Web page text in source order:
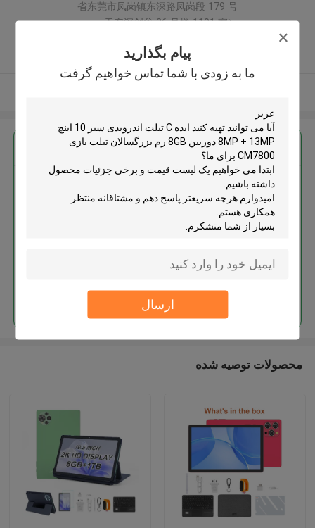
پیام بگذارید
ما به زودی با شما تماس خواهیم گرفت
ارسال
省东莞市凤岗镇东深路凤岗段 179 号
天安深创谷 26 号楼 1101 室） ,چین
کننده تایید شده
بهترين قيمت رو براي
ادامه هید
محصولات توصیه شده